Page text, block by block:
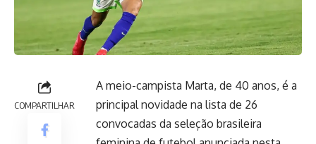
COMPARTILHAR
A meio-campista Marta, de 40 anos, é a
principal novidade na lista de 26
convocadas da seleção brasileira